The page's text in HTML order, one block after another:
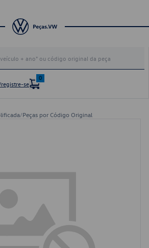
se
0
/Peças por Código Original